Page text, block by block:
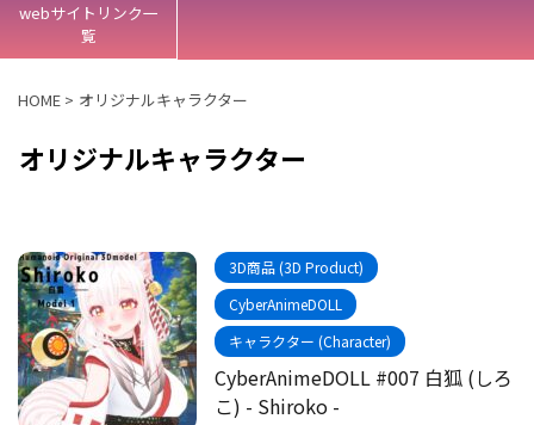
webサイトリンク一
覧
HOME > オリジナルキャラクター
オリジナルキャラクター
3D商品 (3D Product)
CyberAnimeDOLL
キャラクター (Character)
CyberAnimeDOLL #007 白狐 (しろ
こ) - Shiroko -